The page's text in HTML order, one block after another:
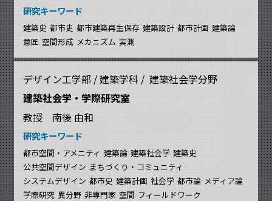
研究キーワード
建築史 都市史 都市建築再生保存 建築設計 都市計画 建築論
意匠 空間形成 メカニズム 実測
デザイン工学部 / 建築学科 / 建築社会学分野
建築社会学・学際研究室
教授 南後 由和
研究キーワード
都市空間・アメニティ 建築論 建築社会学 建築史
公共空間デザイン まちづくり・コミュニティ
システムデザイン 都市史 建築計画 社会学 都市論 メディア論
学際研究 異分野 非専門家 空間 フィールドワーク